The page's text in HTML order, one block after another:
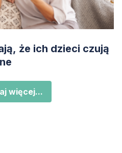
że ich dzieci czują
więcej...